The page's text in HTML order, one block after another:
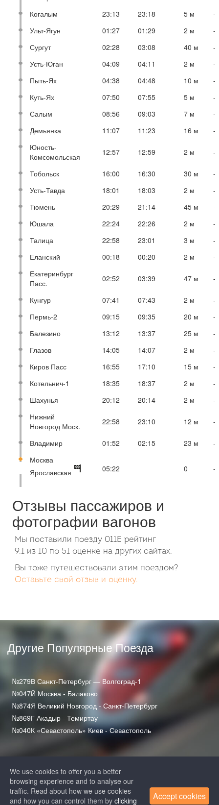
Когалым
23:13 23:18 5 м
-
Ульт-Ягун
01:27 01:29 2 м
-
Сургут
02:28 03:08 40 м
-
Усть-Юган
04:09 04:11 2 м
-
Пыть-Ях
04:38 04:48 10 м
-
Куть-Ях
07:50 07:55 5 м
-
Салым
08:56 09:03 7 м
-
Демьянка
11:07 11:23 16 м
-
Юность-
Комсомольская
12:57 12:59 2 м -
Тобольск 16:00 16:30 30 м
-
Усть-Тавда
18:01 18:03 2 м
-
Тюмень
20:29 21:14 45 м
-
Юшала
22:24 22:26 2 м
-
Талица
22:58 23:01 3 м
-
Еланский
00:18 00:20 2 м
-
Екатеринбург
Пасс.
02:52 03:39 47 м -
Кунгур 07:41 07:43 2 м
-
Пермь-2
09:15 09:35 20 м
-
Балезино
13:12 13:37 25 м
-
Глазов
14:05 14:07 2 м
-
Киров Пасс
16:55 17:10 15 м
-
Котельнич-1
18:35 18:37 2 м
-
Шахунья
20:12 20:14 2 м
-
Нижний
Новгород Моск.
22:58 23:10 12 м -
Владимир 01:52 02:15 23 м
-
Москва
Ярославская
05:22 0 -
Отзывы пассажиров и
фотографии вагонов
Мы поставили поезду 011Е рейтинг
9.1 из 10 по 51 оценке на других сайтах.
Вы тоже путешествовали этим поездом?
Оставьте свой отзыв и оценку.
Другие Популярные Поезда
№279В Санкт-Петербург — Волгоград-1
№047Й Москва - Балаково
№874Я Великий Новгород - Санкт-Петербург
№869Г Акадыр - Темиртау
№040К «Севастополь» Киев - Севастополь
We use cookies to offer you a better
browsing experience and to analyse our
traffic. Read about how we use cookies
and how you can control them by clicking Accept cookies